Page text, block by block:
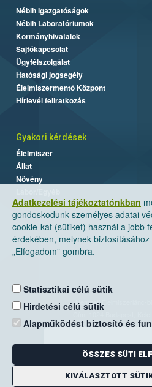
Adatkezelési tájékoztatónkban
gondoskodunk személyes adatai
cookie-kat (sütiket) használ a jobb
érdekében, melynek
„Elfogadom” gombra.
Statisztikai célú sütik
Hirdetési célú sütik
Alapműködést biztosító és
ÖSSZES SÜTI
KIVÁLASZTOTT
Nébih Igazgatóságok
Nébih Laboratóriumok
Kormányhivatalok
Sajtókapcsolat
Ügyfélszolgálat
Hatósági jogsegély
Élelmiszermentő Központ
Hírlevél feliratkozás
Gyakori kérdések
Élelmiszer
Állat
Növény
Nemzeti Élelmiszerlánc-
Levelezési cím: 1525
E-mail:
Zöld szám: 06-
Telefon: 06-1/